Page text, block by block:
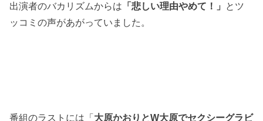
出演者のバカリズムからは 「悲しい理由やめて！」 とツ
ッコミの声があがっていました。
番組のラストには「大原かおりとW大原でセクシーグラビ